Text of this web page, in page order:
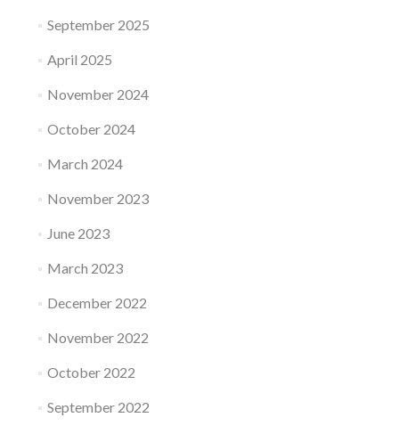
September 2025
April 2025
November 2024
October 2024
March 2024
November 2023
June 2023
March 2023
December 2022
November 2022
October 2022
September 2022